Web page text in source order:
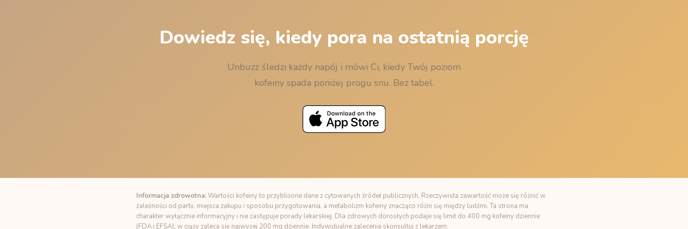
Dowiedz się, kiedy pora na ostatnią porcję
Unbuzz śledzi każdy napój i mówi Ci, kiedy Twój poziom
kofeiny spada poniżej progu snu. Bez tabel.
Informacja zdrowotna:Wartości kofeiny to przybliżone dane z cytowanych źródeł publicznych. Rzeczywista zawartość może się różnić w
zależności od partii, miejsca zakupu i sposobu przygotowania, a metabolizm kofeiny znacząco różni się między ludźmi. Ta strona ma
charakter wyłącznie informacyjny i nie zastępuje porady lekarskiej. Dla zdrowych dorosłych podaje się limit do 400 mg kofeiny dziennie
(FDA i EFSA); w ciąży zaleca się najwyżej 200 mg dziennie. Indywidualne zalecenia skonsultuj z lekarzem.